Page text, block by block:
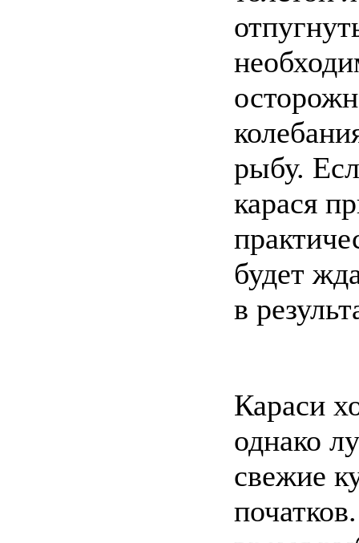
рыбу.
карася
будет
в
Караси
однако
свежие